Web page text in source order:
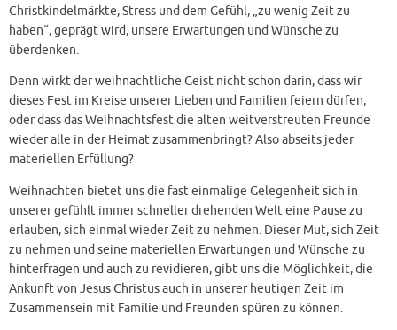
Christkindelmärkte, Stress und dem Gefühl, „zu wenig Zeit zu
haben“, geprägt wird, unsere Erwartungen und Wünsche zu
überdenken.
Denn wirkt der weihnachtliche Geist nicht schon darin, dass wir
dieses Fest im Kreise unserer Lieben und Familien feiern dürfen,
oder dass das Weihnachtsfest die alten weitverstreuten Freunde
wieder alle in der Heimat zusammenbringt? Also abseits jeder
materiellen Erfüllung?
Weihnachten bietet uns die fast einmalige Gelegenheit sich in
unserer gefühlt immer schneller drehenden Welt eine Pause zu
erlauben, sich einmal wieder Zeit zu nehmen. Dieser Mut, sich Zeit
zu nehmen und seine materiellen Erwartungen und Wünsche zu
hinterfragen und auch zu revidieren, gibt uns die Möglichkeit, die
Ankunft von Jesus Christus auch in unserer heutigen Zeit im
Zusammensein mit Familie und Freunden spüren zu können.